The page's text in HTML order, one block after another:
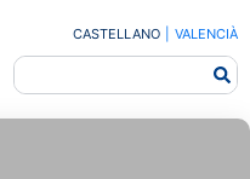
CASTELLANO VALENCIÀ